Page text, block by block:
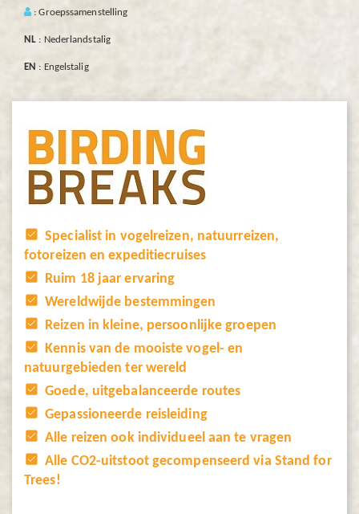
: Groepssamenstelling
NL : Nederlandstalig
EN : Engelstalig
Specialist in vogelreizen, natuurreizen,
fotoreizen en expeditiecruises
Ruim 18 jaar ervaring
Wereldwijde bestemmingen
Reizen in kleine, persoonlijke groepen
Kennis van de mooiste vogel- en
natuurgebieden ter wereld
Goede, uitgebalanceerde routes
Gepassioneerde reisleiding
Alle reizen ook individueel aan te vragen
Alle CO2-uitstoot gecompenseerd via Stand for
Trees!